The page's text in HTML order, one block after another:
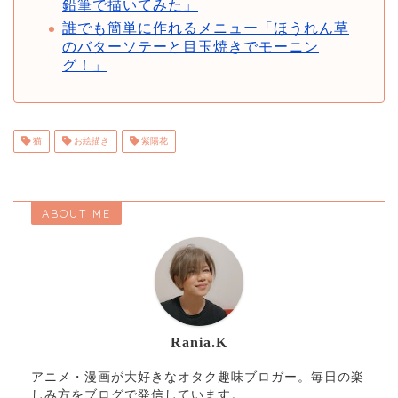
鉛筆で描いてみた」
誰でも簡単に作れるメニュー「ほうれん草
のバターソテーと目玉焼きでモーニン
グ！」
猫 お絵描き 紫陽花
ABOUT ME
Rania.K
アニメ・漫画が大好きなオタク趣味ブロガー。毎日の楽
しみ方をブログで発信しています。